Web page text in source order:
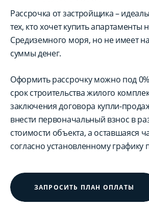
Рассрочка от застройщика –
тех, кто хочет купить апартаменты
Средиземного моря, но не имеет
суммы денег.
Оформить рассрочку можно под
срок строительства жилого
заключения договора купли-
внести первоначальный взнос в
стоимости объекта, а оставшаяся
согласно установленному графику
ЗАПРОСИТЬ ПЛАН ОПЛАТЫ